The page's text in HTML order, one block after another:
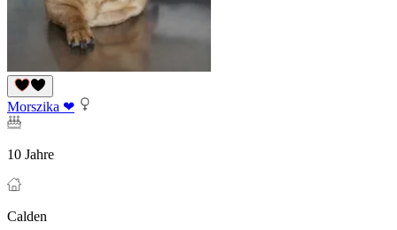
Morszika ❤
10 Jahre
Calden